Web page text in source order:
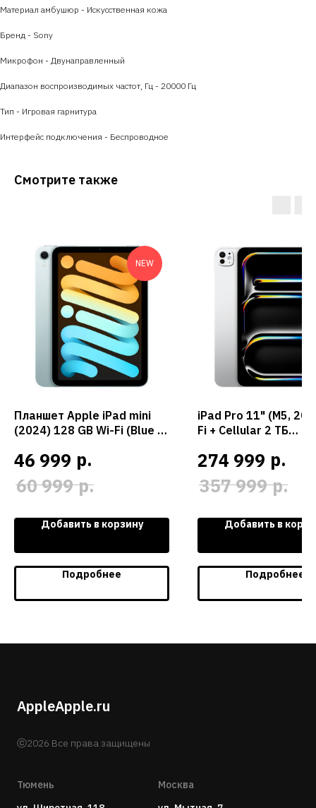
Материал амбушюр - Искусственная кожа
Бренд - Sony
Микрофон - Двунаправленный
Диапазон воспроизводимых частот, Гц - 20000 Гц
Тип - Игровая гарнитура
Интерфейс подключения - Беспроводное
Смотрите также
NEW
Планшет Apple iPad mini
(2024) 128 GB Wi-Fi (Blue /
46 999 р.
60 999 р.
Добавить в корзину
Подробнее
iPad Pro 11" (M5,
Fi + Cellular 2 ТБ
(Silver /
274 999 р.
357 999 р.
Добавить в
Подробнее
AppleApple.ru
ⓒ2026 Все права защищены
Тюмень
Москва